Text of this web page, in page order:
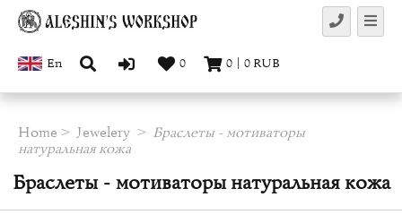
En 0 0 0RUB
Home Jewelery
Браслеты - мотиваторы
натуральная кожа
Браслеты - мотиваторы натуральная кожа